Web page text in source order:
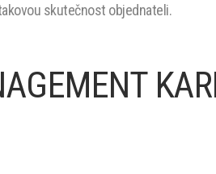
skutečnost objednateli.